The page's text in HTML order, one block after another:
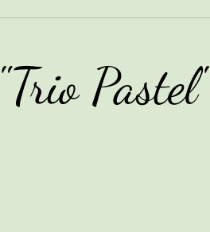
Pastel"